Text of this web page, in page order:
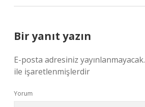
Bir yanıt yazın
E-posta adresiniz yayınlanmayacak.
ile işaretlenmişlerdir
Yorum